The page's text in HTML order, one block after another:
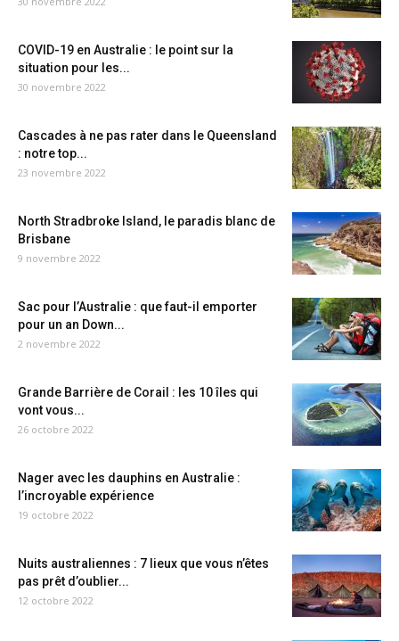
COVID-19 en Australie : le point sur la
situation pour les...
30 novembre 2022
Cascades à ne pas rater dans le Queensland
: notre top...
23 novembre 2022
North Stradbroke Island, le paradis blanc de
Brisbane
9 novembre 2022
Sac pour l’Australie : que faut-il emporter
pour un an Down...
2 novembre 2022
Grande Barrière de Corail : les 10 îles qui
vont vous...
26 octobre 2022
Nager avec les dauphins en Australie :
l’incroyable expérience
19 octobre 2022
Nuits australiennes : 7 lieux que vous n’êtes
pas prêt d’oublier...
12 octobre 2022